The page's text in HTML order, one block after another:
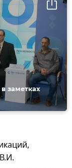
заметках